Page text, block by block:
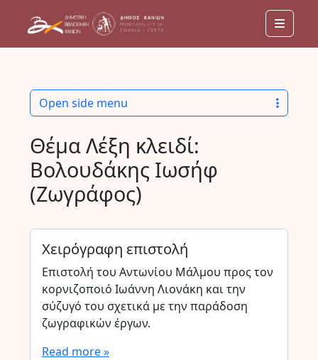
Menu
Θέμα Λέξη κλειδί:
Βολουδάκης Ιωσήφ
(Ζωγράφος)
Χειρόγραφη επιστολή
Επιστολή του Αντωνίου Μάλμου προς τον
κορνιζοποιό Ιωάννη Λιονάκη και την
σύζυγό του σχετικά με την παράδοση
ζωγραφικών έργων.
Read more »
Open side menu